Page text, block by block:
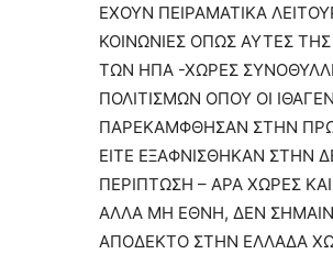
ΕΧΟΥΝ ΠΕΙΡΑΜΑΤΙΚΑ
ΚΟΙΝΩΝΙΕΣ ΟΠΩΣ ΑΥΤΕΣ
ΤΩΝ ΗΠΑ -ΧΩΡΕΣ
ΠΟΛΙΤΙΣΜΩΝ ΟΠΟΥ ΟΙ
ΠΑΡΕΚΑΜΦΘΗΣΑΝ ΣΤΗΝ
ΕΙΤΕ ΕΞΑΦΝΙΣΘΗΚΑΝ ΣΤΗΝ
ΠΕΡΙΠΤΩΣΗ – ΑΡΑ ΧΩΡΕΣ
ΑΛΛΑ ΜΗ ΕΘΝΗ, ΔΕΝ
ΑΠΟΔΕΚΤΟ ΣΤΗΝ ΕΛΛΑΔΑ